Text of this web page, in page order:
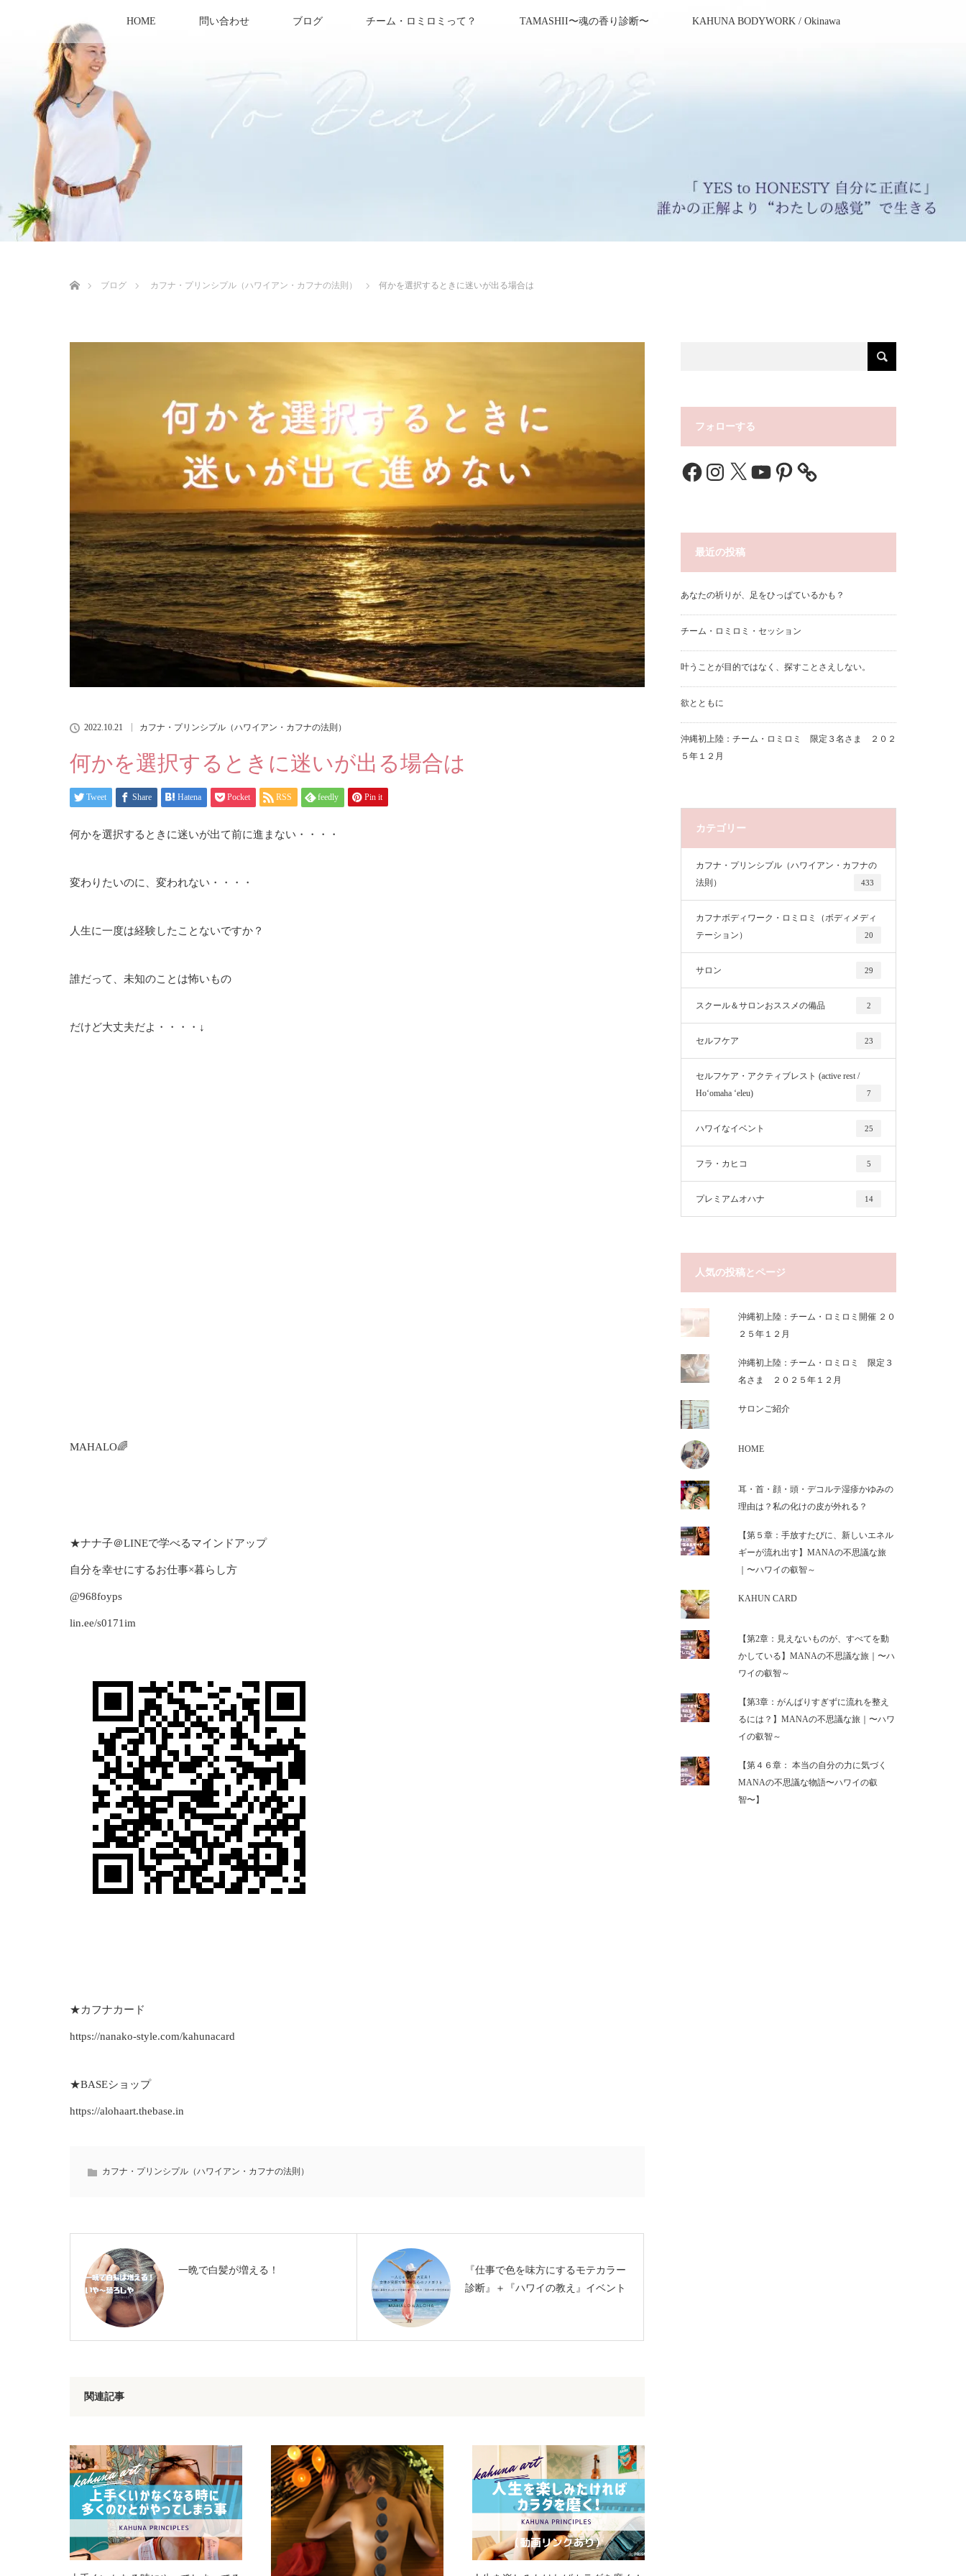
HOME 問い合わせ ブログ チーム・ロミロミって？ TAMASHII〜魂の香り診断〜 KAHUNA BODYWORK / Okinawa
ブログ
カフナ・プリンシプル（ハワイアン・カフナの法則） 何かを選択するときに迷いが出る場合は
2022.10.21 カフナ・プリンシプル（ハワイアン・カフナの法則）
何かを選択するときに迷いが出る場合は
Tweet Share Hatena Pocket RSS feedly Pin it
何かを選択するときに迷いが出て前に進まない・・・・
変わりたいのに、変われない・・・・
人生に一度は経験したことないですか？
誰だって、未知のことは怖いもの
だけど大丈夫だよ・・・・↓
MAHALO🌈
★ナナ子＠LINEで学べるマインドアップ
自分を幸せにするお仕事×暮らし方
@968foyps
lin.ee/s0171im
★カフナカード
https://nanako-style.com/kahunacard
★BASEショップ
https://alohaart.thebase.in
カフナ・プリンシプル（ハワイアン・カフナの法則）
一晩で白髪が増える！
『仕事で色を味方にするモテカラー
診断』＋『ハワイの教え』イベント
関連記事
フォローする
FacebookInstagram
X YouTubePinterest
最近の投稿
あなたの祈りが、足をひっぱているかも？
チーム・ロミロミ・セッション
叶うことが目的ではなく、探すことさえしない。
欲とともに
沖縄初上陸：チーム・ロミロミ 限定３名さま ２０２
５年１２月
カテゴリー
カフナ・プリンシプル（ハワイアン・カフナの
法則）
433
カフナボディワーク・ロミロミ（ボディメディ
テーション）
20
サロン 29
スクール＆サロンおススメの備品 2
セルフケア 23
セルフケア・アクティブレスト (active rest /
Hoʻomaha ʻeleu)
7
ハワイなイベント 25
フラ・カヒコ 5
プレミアムオハナ 14
人気の投稿とページ
沖縄初上陸：チーム・ロミロミ開催 ２０
２５年１２月
沖縄初上陸：チーム・ロミロミ 限定３
名さま ２０２５年１２月
サロンご紹介
HOME
耳・首・顔・頭・デコルテ湿疹かゆみの
理由は？私の化けの皮が外れる？
【第５章：手放すたびに、新しいエネル
ギーが流れ出す】MANAの不思議な旅
｜〜ハワイの叡智～
KAHUN CARD
【第2章：見えないものが、すべてを動
かしている】MANAの不思議な旅｜〜ハ
ワイの叡智～
【第3章：がんばりすぎずに流れを整え
るには？】MANAの不思議な旅｜〜ハワ
イの叡智～
【第４６章： 本当の自分の力に気づく
MANAの不思議な物語〜ハワイの叡
智〜】